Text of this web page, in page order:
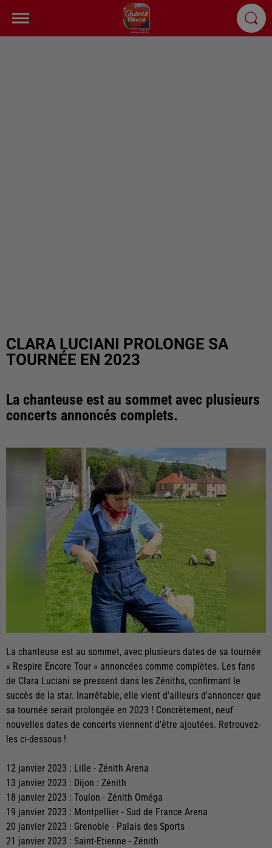
CLARA LUCIANI PROLONGE SA
TOURNÉE EN 2023
La chanteuse est au sommet avec plusieurs
concerts annoncés complets.
La chanteuse est au sommet, avec plusieurs dates de sa tournée
« Respire Encore Tour » annoncées comme complètes. Les fans
de Clara Luciani se pressent dans les Zéniths, confirmant le
succès de la star. Inarrêtable, elle vient d'ailleurs d'annoncer que
sa tournée serait prolongée en 2023 ! Concrètement, neuf
nouvelles dates de concerts viennent d'être ajoutées. Retrouvez-
les ci-dessous !
12 janvier 2023 : Lille - Zénith Arena
13 janvier 2023 : Dijon : Zénith
18 janvier 2023 : Toulon - Zénith Oméga
19 janvier 2023 : Montpellier - Sud de France Arena
20 janvier 2023 : Grenoble - Palais des Sports
21 janvier 2023 : Saint-Etienne - Zénith